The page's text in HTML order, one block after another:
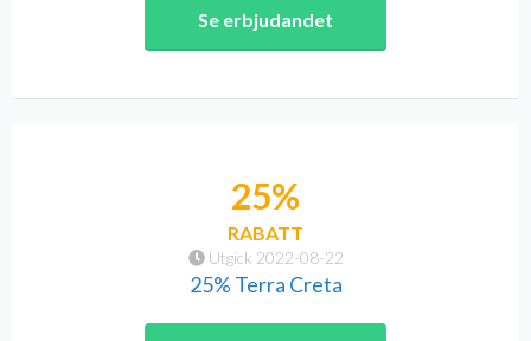
Se erbjudandet
Utgick 2022-08-22
25%
RABATT
25% Terra Creta